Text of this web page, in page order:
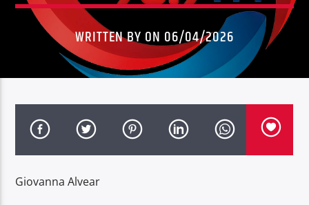
Radio hola
WRITTEN BY ON 06/04/2026
Giovanna Alvear